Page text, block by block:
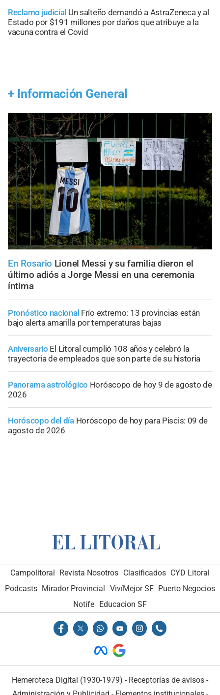
Reclamo judicial Un salteño demandó a AstraZeneca y al
Estado por $191 millones por daños que atribuye a la
vacuna contra el Covid
+ Información General
En Rosario Lionel Messi y su familia dieron el
último adiós a Jorge Messi en una ceremonia
íntima
Pronóstico nacional Frío extremo: 13 provincias están
bajo alerta amarilla por temperaturas bajas
Aniversario El Litoral cumplió 108 años y celebró la
trayectoria de empleados que son parte de su historia
Panorama astrológico Horóscopo de hoy 9 de agosto de
2026
Horóscopo del día Horóscopo de hoy para Piscis: 09 de
agosto de 2026
Campolitoral Revista Nosotros Clasificados CYD Litoral
Podcasts Mirador Provincial VivíMejor SF Puerto Negocios
Notife
Educacion SF
Hemeroteca Digital (1930-1979) - Receptorías de avisos -